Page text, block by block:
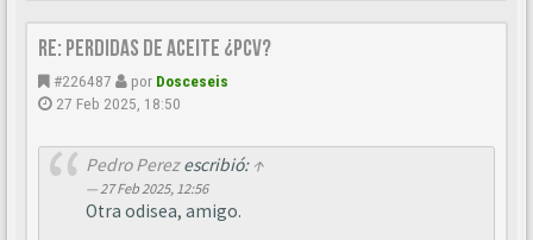
Re: perdidas de aceite ¿pcv?
#226487 por Dosceseis
27 Feb 2025, 18:50
Pedro Perezescribió: ↑
27 Feb 2025, 12:56
Otra odisea, amigo.